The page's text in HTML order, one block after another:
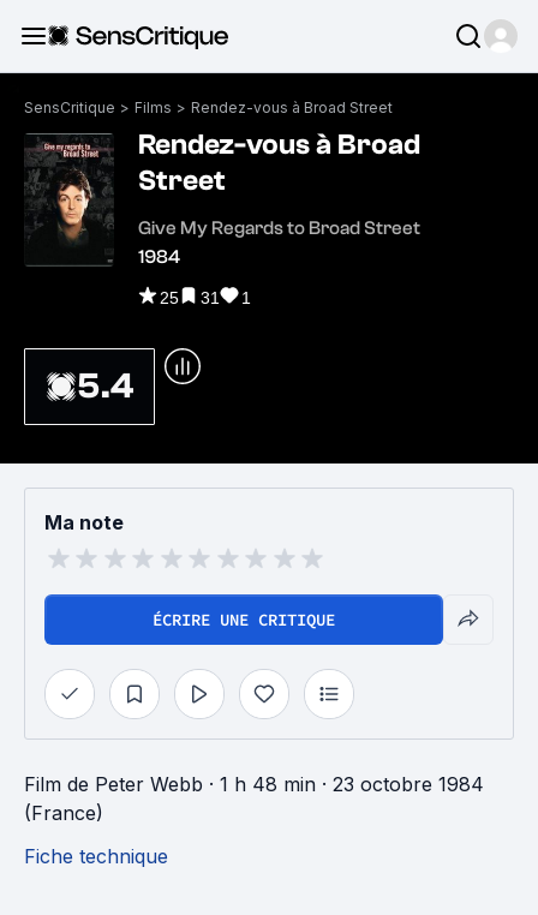
SensCritique > Films > Rendez-vous à Broad Street
Rendez-vous à Broad
Street
Give My Regards to Broad Street
1984
25 31 1
5.4
Ma note
ÉCRIRE UNE CRITIQUE
Film de Peter Webb · 1 h 48 min · 23 octobre 1984
(France)
Fiche technique